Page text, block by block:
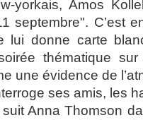
yorkais, Amos
septembre". C’est
lui donne carte
thématique
une évidence de
ses amis, les
Anna Thomson